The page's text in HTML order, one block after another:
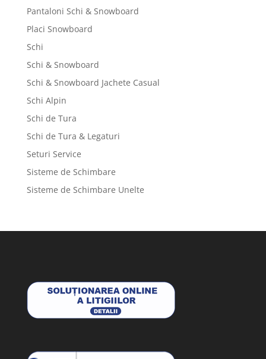
Pantaloni Schi & Snowboard
Placi Snowboard
Schi
Schi & Snowboard
Schi & Snowboard Jachete Casual
Schi Alpin
Schi de Tura
Schi de Tura & Legaturi
Seturi Service
Sisteme de Schimbare
Sisteme de Schimbare Unelte